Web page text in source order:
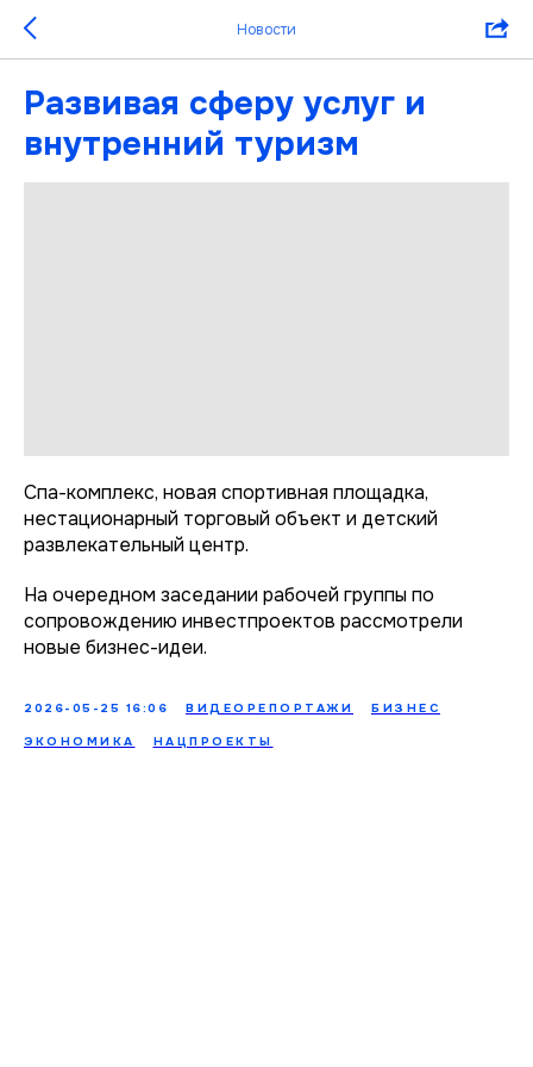
Новости
Развивая сферу услуг и
внутренний туризм
Спа-комплекс, новая спортивная площадка,
нестационарный торговый объект и детский
развлекательный центр.
На очередном заседании рабочей группы по
сопровождению инвестпроектов рассмотрели
новые бизнес-идеи.
2026-05-25 16:06 ВИДЕОРЕПОРТАЖИ БИЗНЕС
ЭКОНОМИКА НАЦПРОЕКТЫ